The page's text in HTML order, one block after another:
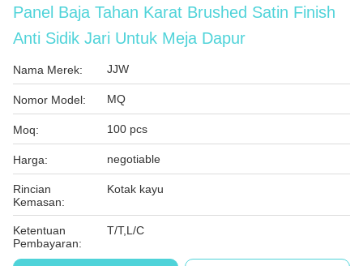
Panel Baja Tahan Karat Brushed Satin Finish
Anti Sidik Jari Untuk Meja Dapur
Nama Merek: JJW
Nomor Model: MQ
Moq: 100 pcs
Harga: negotiable
Rincian
Kemasan:
Kotak kayu
Ketentuan
Pembayaran:
T/T,L/C